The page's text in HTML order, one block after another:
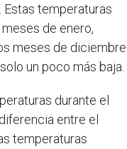
Estas temperaturas
de enero,
meses de diciembre
un poco más baja.
durante el
entre el
temperaturas